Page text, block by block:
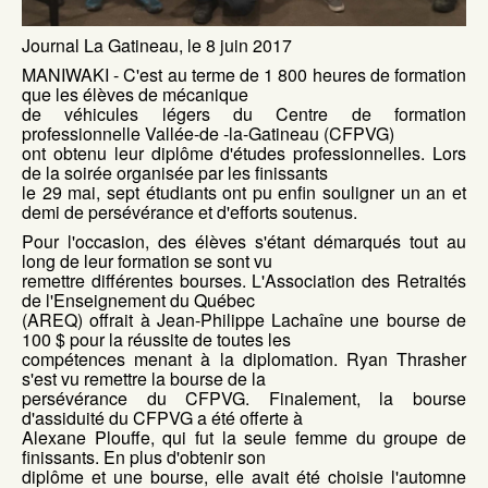
Journal La Gatineau, le 8 juin 2017
MANIWAKI - C'est au terme de 1 800 heures de formation
que les élèves de mécanique
de véhicules légers du Centre de formation
professionnelle Vallée-de -la-Gatineau (CFPVG)
ont obtenu leur diplôme d'études professionnelles. Lors
de la soirée organisée par les finissants
le 29 mai, sept étudiants ont pu enfin souligner un an et
demi de persévérance et d'efforts soutenus.
Pour l'occasion, des élèves s'étant démarqués tout au
long de leur formation se sont vu
remettre différentes bourses. L'Association des Retraités
de l'Enseignement du Québec
(AREQ) offrait à Jean-Philippe Lachaîne une bourse de
100 $ pour la réussite de toutes les
compétences menant à la diplomation. Ryan Thrasher
s'est vu remettre la bourse de la
persévérance du CFPVG. Finalement, la bourse
d'assiduité du CFPVG a été offerte à
Alexane Plouffe, qui fut la seule femme du groupe de
finissants. En plus d'obtenir son
diplôme et une bourse, elle avait été choisie l'automne